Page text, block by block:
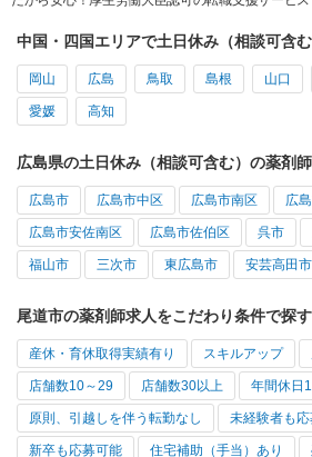
中国・四国エリアで土日休み（相談可含
岡山 広島 鳥取 島根 山口
愛媛 高知
広島県の土日休み（相談可含む）の薬剤
広島市 広島市中区 広島市南区 広
広島市安佐南区 広島市佐伯区 呉市
福山市 三次市 東広島市 安芸高田市
尾道市の薬剤師求人をこだわり条件で探す
産休・育休取得実績有り スキルアップ
店舗数10～29 店舗数30以上 年間休日
原則、引越しを伴う転勤なし 未経験者も
新卒も応募可能 住宅補助（手当）あり